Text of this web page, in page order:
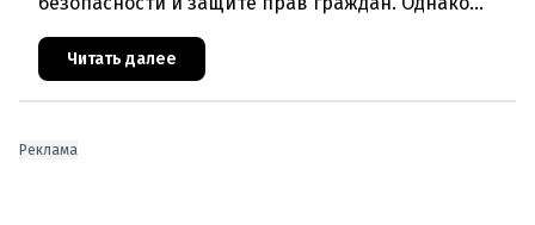
последние события в Австрии и решение
Брюсселя показывают: реальная п
Читать далее
Реклама